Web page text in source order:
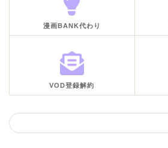
漫画BANK代わり
VOD登録解約